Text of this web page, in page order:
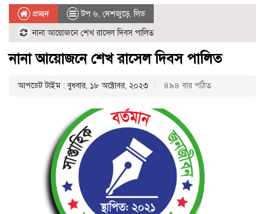
প্রচ্ছদ টপ ৬, দেশজুড়ে,লিড
নানা আয়োজনে শেখ রাসেল দিবস পালিত
নানা আয়োজনে শেখ রাসেল দিবস পালিত
আপডেট টাইম : বুধবার, ১৮ অক্টোবর, ২০২৩ ৪৯৪ বার পঠিত